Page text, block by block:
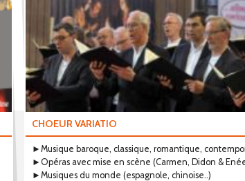
CHOEUR VARIATIO
►Musique baroque, classique, romantique,
►Opéras avec mise en scène (Carmen, Didon &
►Musiques du monde (espagnole, chinoise..)